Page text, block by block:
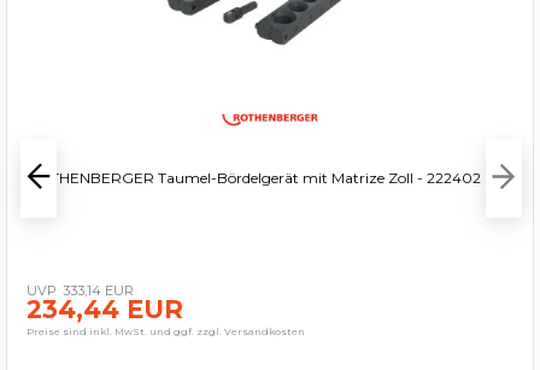
ROTHENBERGER Taumel-Bördelgerät mit Matrize Zoll - 222402
333,14 EUR
234,44 EUR
Preise sind inkl. MwSt. und ggf. zzgl. Versandkosten